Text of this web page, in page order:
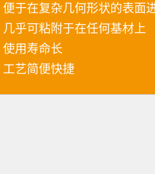
便于在复杂几何形状的表面
几乎可粘附于在任何基材上
使用寿命长
工艺简便快捷